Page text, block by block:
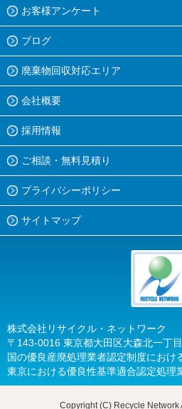
お客様アンケート
ブログ
廃棄物回収対応エリア
会社概要
採用情報
ご相談・無料見積り
プライバシーポリシー
サイトマップ
株式会社リサイクル・ネットワーク
〒143-0016 東京都大田区大森北一丁
国の優良産廃処理業者認定制度におけ
東京における優良性基準適合認定処理
Copyright (C) Recycle Network